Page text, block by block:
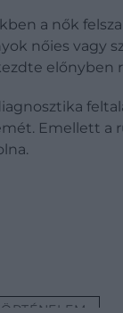
a nők
nőies vagy
előnyben
Emellett a